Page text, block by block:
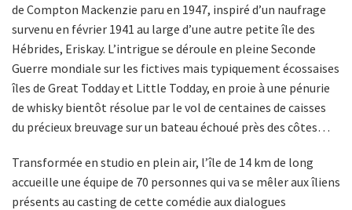
de Compton Mackenzie paru en 1947, inspiré d’un naufrage
survenu en février 1941 au large d’une autre petite île des
Hébrides, Eriskay. L’intrigue se déroule en pleine Seconde
Guerre mondiale sur les fictives mais typiquement écossaises
îles de Great Todday et Little Todday, en proie à une pénurie
de whisky bientôt résolue par le vol de centaines de caisses
du précieux breuvage sur un bateau échoué près des côtes…
Transformée en studio en plein air, l’île de 14 km de long
accueille une équipe de 70 personnes qui va se mêler aux îliens
présents au casting de cette comédie aux dialogues